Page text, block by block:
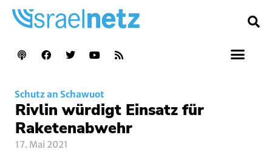
Schutz an Schawuot
Rivlin würdigt Einsatz für
Raketenabwehr
17. Mai 2021